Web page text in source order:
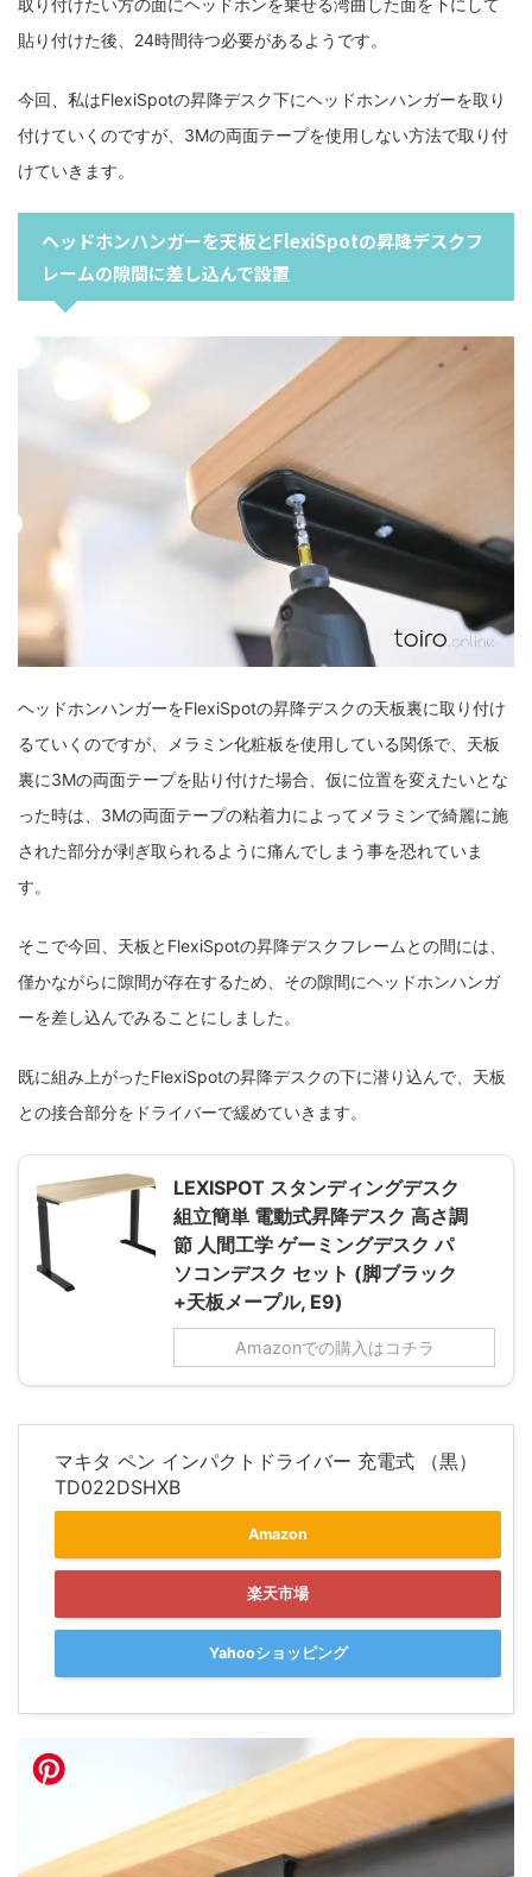
貼り付けた後、24時間待つ必要があるようです。
今回、私はFlexiSpotの昇降デスク下にヘッドホンハンガーを取り
付けていくのですが、3Mの両面テープを使用しない方法で取り付
けていきます。
ヘッドホンハンガーを天板とFlexiSpotの昇降デスクフ
レームの隙間に差し込んで設置
ヘッドホンハンガーをFlexiSpotの昇降デスクの天板裏に取り付け
るていくのですが、メラミン化粧板を使用している関係で、天板
裏に3Mの両面テープを貼り付けた場合、仮に位置を変えたいとな
った時は、3Mの両面テープの粘着力によってメラミンで綺麗に施
された部分が剥ぎ取られるように痛んでしまう事を恐れていま
す。
そこで今回、天板とFlexiSpotの昇降デスクフレームとの間には、
僅かながらに隙間が存在するため、その隙間にヘッドホンハンガ
ーを差し込んでみることにしました。
既に組み上がったFlexiSpotの昇降デスクの下に潜り込んで、天板
との接合部分をドライバーで緩めていきます。
LEXISPOT スタンディングデスク
組立簡単 電動式昇降デスク 高さ調
節 人間工学 ゲーミングデスク パ
ソコンデスク セット (脚ブラック
+天板メープル, E9)
Amazonでの購入はコチラ
マキタ ペン インパクトドライバー 充電式 （黒）
TD022DSHXB
Amazon
楽天市場
Yahooショッピング